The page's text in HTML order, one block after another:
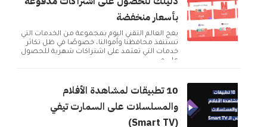
بأسعار منخفضة
يعج العالم التقني اليوم بمجموعة من الخدمات التي
تستنفذ محافظنا وأموالنا، خصوصًا في ظل تكاثر
خدمات التي تعتمد على اشتراكات شهرية للحصول
على م...
10 تطبيقات لمشاهدة الأفلام
والمسلسلات على السمارت تيفي
(Smart TV)